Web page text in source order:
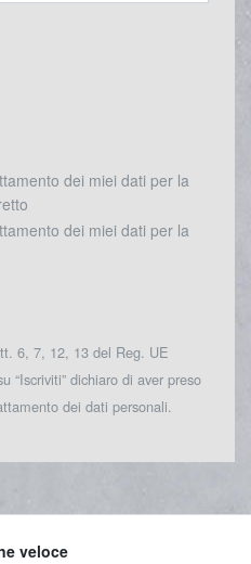
dei miei dati per la
dei miei dati per la
6, 7, 12, 13 del Reg. UE
“Iscriviti” dichiaro di aver preso
dei dati personali.
veloce